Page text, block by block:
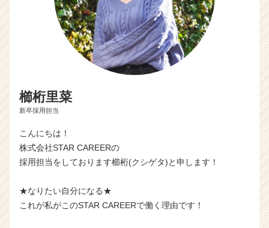
櫛桁里菜
新卒採用担当
こんにちは！
株式会社STAR CAREERの
採用担当をしております櫛桁(クシゲタ)と申します！
★なりたい自分になる★
これが私がこのSTAR CAREERで働く理由です！